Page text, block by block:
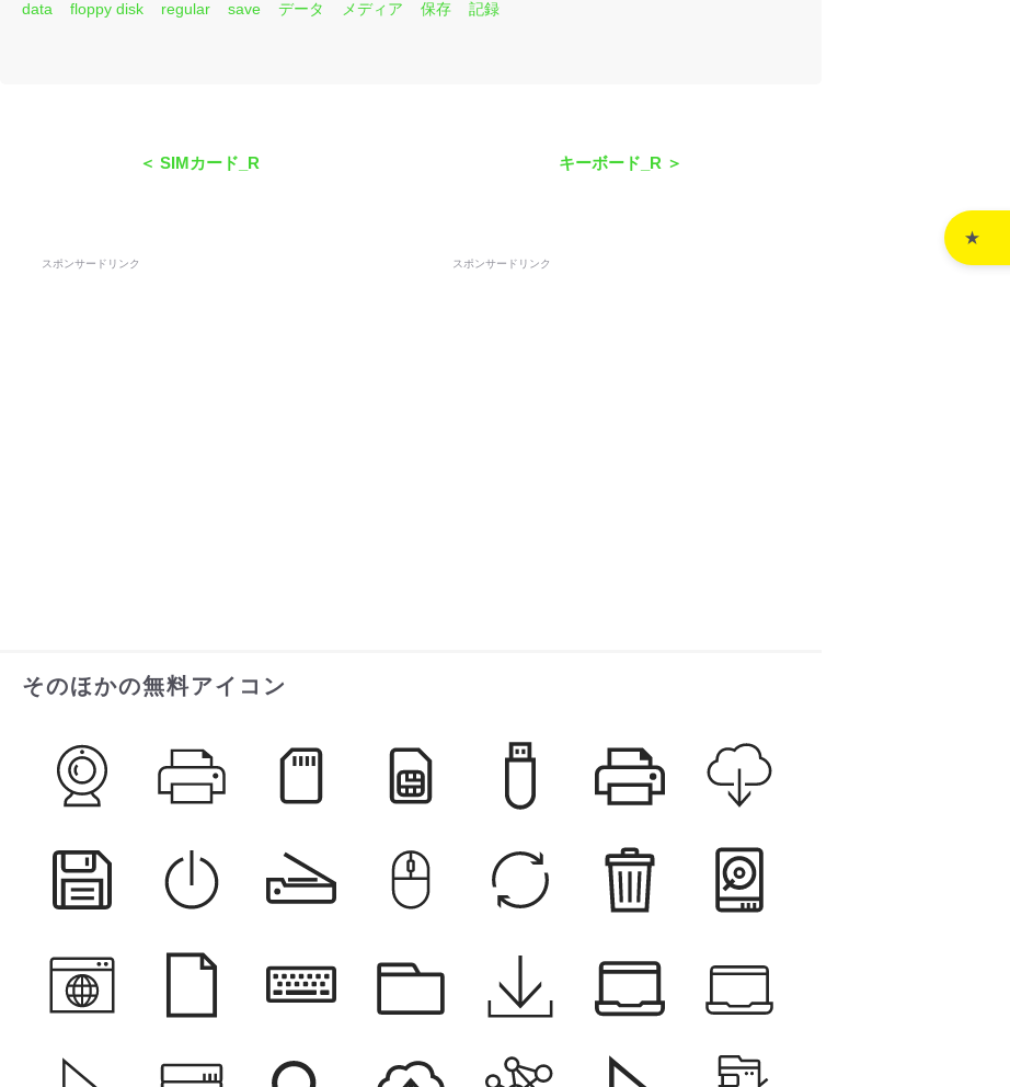
data floppy disk regular save データ メディア 保存 記録
＜ SIMカード_R キーボード_R ＞
スポンサードリンク スポンサードリンク
そのほかの無料アイコン